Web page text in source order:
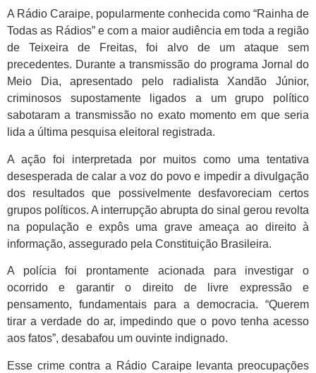
A Rádio Caraipe, popularmente conhecida como “Rainha de
Todas as Rádios” e com a maior audiência em toda a região
de Teixeira de Freitas, foi alvo de um ataque sem
precedentes. Durante a transmissão do programa Jornal do
Meio Dia, apresentado pelo radialista Xandão Júnior,
criminosos supostamente ligados a um grupo político
sabotaram a transmissão no exato momento em que seria
lida a última pesquisa eleitoral registrada.
A ação foi interpretada por muitos como uma tentativa
desesperada de calar a voz do povo e impedir a divulgação
dos resultados que possivelmente desfavoreciam certos
grupos políticos. A interrupção abrupta do sinal gerou revolta
na população e expôs uma grave ameaça ao direito à
informação, assegurado pela Constituição Brasileira.
A polícia foi prontamente acionada para investigar o
ocorrido e garantir o direito de livre expressão e
pensamento, fundamentais para a democracia. “Querem
tirar a verdade do ar, impedindo que o povo tenha acesso
aos fatos”, desabafou um ouvinte indignado.
Esse crime contra a Rádio Caraipe levanta preocupações